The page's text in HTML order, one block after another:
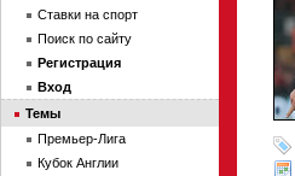
Ставки на спорт
Поиск по сайту
Регистрация
Вход
Темы
Премьер-Лига
Кубок Англии